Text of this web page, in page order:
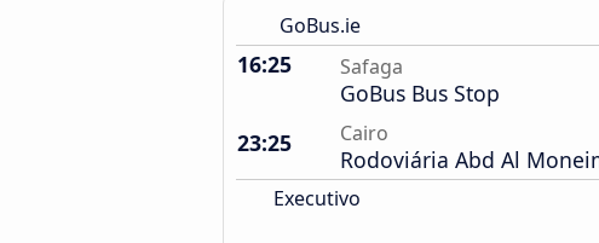
GoBus.ie
16:25 Safaga
GoBus Bus Stop
23:25
Cairo
Rodoviária Abd Al
Executivo